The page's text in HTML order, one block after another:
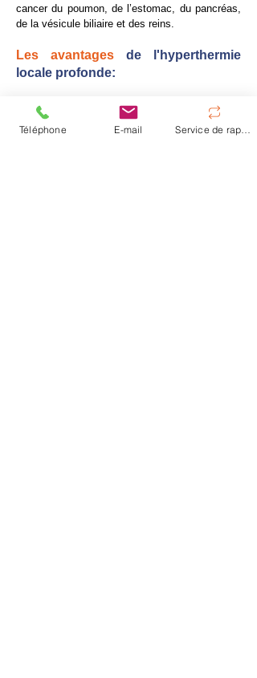
cancer du poumon, de l’estomac, du pancréas,
de la vésicule biliaire et des reins.
Les avantages de l'hyperthermie
locale profonde:
Activation des thérapies géniques
Hausse des taux de rémission
Pas d’anesthésie ni d’effets secondaires
Téléphone E-mail